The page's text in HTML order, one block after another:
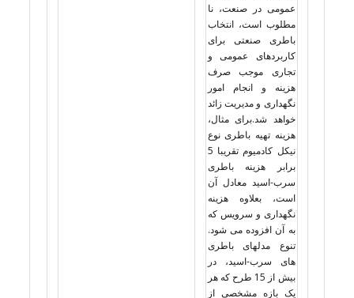
عمومی در صنعت، نا
مطلوب است، انتخاب
باطری صنعتی برای
کاربردهای عمومی و
تجاری موجب صرف
هزینه و انجام امور
نگهداری و مدیریت زائد
خواهد شد.برای مثال،
هزینه تهیه باطری نوع
نیکل کادمیوم تقریبا 5
برابر هزینه باطری
سرب-اسید معادل آن
است، بعلاوه هزینه
نگهداری و سرویس که
به آن افزوده می شود.
تنوع مدلهای باطری
های سرب-اسید، در
بیش از 15 طرح که هر
یک بازه مشخصی از